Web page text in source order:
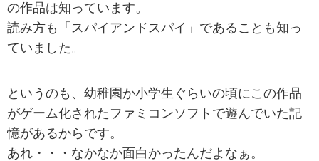
の作品は知っています。
読み方も「スパイアンドスパイ」であることも知っ
ていました。
というのも、幼稚園か小学生ぐらいの頃にこの作品
がゲーム化されたファミコンソフトで遊んでいた記
憶があるからです。
あれ・・・なかなか面白かったんだよなぁ。